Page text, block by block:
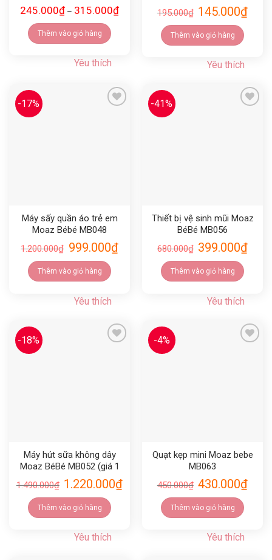
245.000₫ – 315.000₫
Thêm vào giỏ hàng
Yêu thích
195.000₫ 145.000₫
Thêm vào giỏ hàng
Yêu thích
-17%
Máy sấy quần áo trẻ em
Moaz Bébé MB048
1.200.000₫ 999.000₫
Thêm vào giỏ hàng
Yêu thích
-41%
Thiết bị vệ sinh mũi Moaz
BéBé MB056
680.000₫ 399.000₫
Thêm vào giỏ hàng
Yêu thích
-18%
Máy hút sữa không dây
Moaz BéBé MB052 (giá 1
máy)
1.490.000₫ 1.220.000₫
Thêm vào giỏ hàng
Yêu thích
-4%
Quạt kẹp mini Moaz bebe
MB063
450.000₫ 430.000₫
Thêm vào giỏ hàng
Yêu thích